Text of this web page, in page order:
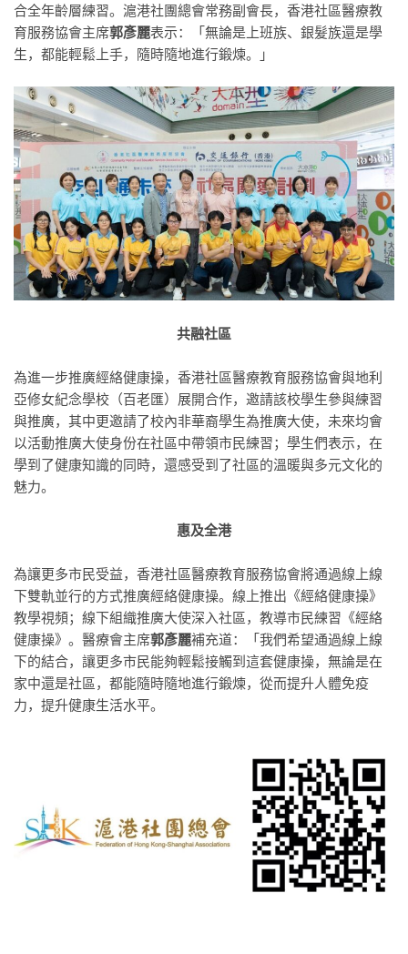
合全年齡層練習。滬港社團總會常務副會長，香港社區醫療教
育服務協會主席郭彥麗表示：「無論是上班族、銀髮族還是學
生，都能輕鬆上手，隨時隨地進行鍛煉。」
共融社區
為進一步推廣經絡健康操，香港社區醫療教育服務協會與地利
亞修女紀念學校（百老匯）展開合作，邀請該校學生參與練習
與推廣，其中更邀請了校內非華裔學生為推廣大使，未來均會
以活動推廣大使身份在社區中帶領市民練習；學生們表示，在
學到了健康知識的同時，還感受到了社區的溫暖與多元文化的
魅力。
惠及全港
為讓更多市民受益，香港社區醫療教育服務協會將通過線上線
下雙軌並行的方式推廣經絡健康操。線上推出《經絡健康操》
教學視頻；線下組織推廣大使深入社區，教導市民練習《經絡
健康操》。醫療會主席郭彥麗補充道：「我們希望通過線上線
下的結合，讓更多市民能夠輕鬆接觸到這套健康操，無論是在
家中還是社區，都能隨時隨地進行鍛煉，從而提升人體免疫
力，提升健康生活水平。